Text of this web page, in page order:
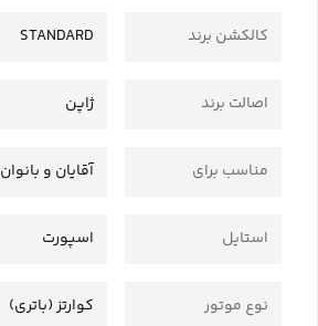
کالکشن برند STANDARD
اصالت برند ژاپن
مناسب برای آقایان و بانوان
استایل اسپورت
نوع موتور کوارتز (باتری)